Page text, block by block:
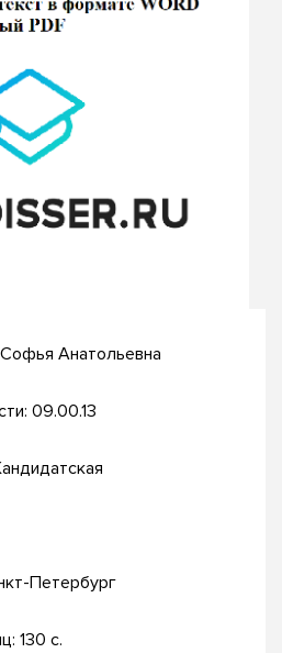
Анатольевна
09.00.13
Петербург
130 с.